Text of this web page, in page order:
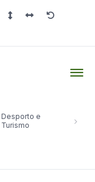
selecionada
Espaçamento de linha
Espaço dos
Redefinir
Desporto e
Turismo